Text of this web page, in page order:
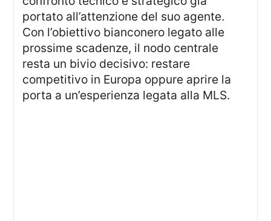
portato all’attenzione del suo agente.
Con l’obiettivo bianconero legato alle
prossime scadenze, il nodo centrale
resta un bivio decisivo: restare
competitivo in Europa oppure aprire la
porta a un’esperienza legata alla MLS.